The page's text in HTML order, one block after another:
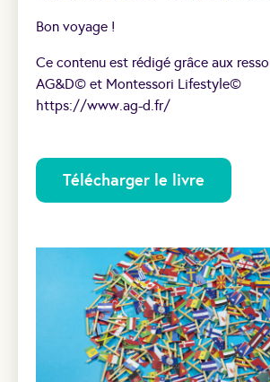
Bon voyage !
Ce contenu est rédigé grâce aux
AG&D© et Montessori Lifestyle©
https://www.ag-d.fr/
Télécharger le livre